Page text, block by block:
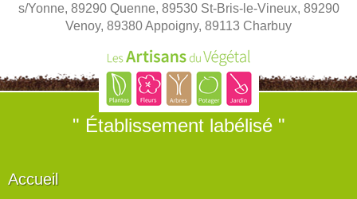
s/Yonne, 89290 Quenne, 89530 St-Bris-le-Vineux, 89290
Venoy, 89380 Appoigny, 89113 Charbuy
" Établissement labélisé "
Accueil